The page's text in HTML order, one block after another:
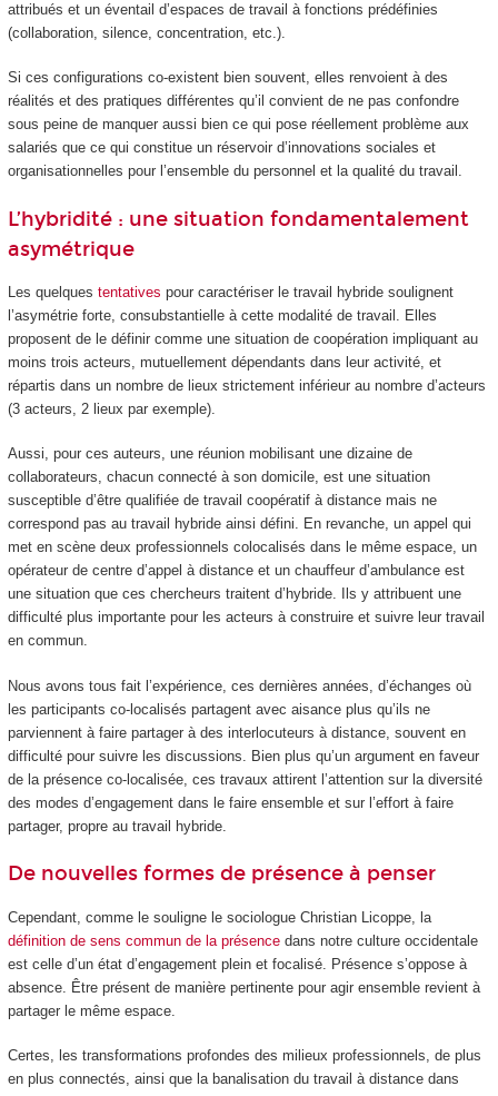
attribués et un éventail d’espaces de travail à fonctions prédéfinies
(collaboration, silence, concentration, etc.).
Si ces configurations co-existent bien souvent, elles renvoient à des
réalités et des pratiques différentes qu’il convient de ne pas confondre
sous peine de manquer aussi bien ce qui pose réellement problème aux
salariés que ce qui constitue un réservoir d’innovations sociales et
organisationnelles pour l’ensemble du personnel et la qualité du travail.
L’hybridité : une situation fondamentalement
asymétrique
Les quelques tentatives pour caractériser le travail hybride soulignent
l’asymétrie forte, consubstantielle à cette modalité de travail. Elles
proposent de le définir comme une situation de coopération impliquant au
moins trois acteurs, mutuellement dépendants dans leur activité, et
répartis dans un nombre de lieux strictement inférieur au nombre d’acteurs
(3 acteurs, 2 lieux par exemple).
Aussi, pour ces auteurs, une réunion mobilisant une dizaine de
collaborateurs, chacun connecté à son domicile, est une situation
susceptible d’être qualifiée de travail coopératif à distance mais ne
correspond pas au travail hybride ainsi défini. En revanche, un appel qui
met en scène deux professionnels colocalisés dans le même espace, un
opérateur de centre d’appel à distance et un chauffeur d’ambulance est
une situation que ces chercheurs traitent d’hybride. Ils y attribuent une
difficulté plus importante pour les acteurs à construire et suivre leur travail
en commun.
Nous avons tous fait l’expérience, ces dernières années, d’échanges où
les participants co-localisés partagent avec aisance plus qu’ils ne
parviennent à faire partager à des interlocuteurs à distance, souvent en
difficulté pour suivre les discussions. Bien plus qu’un argument en faveur
de la présence co-localisée, ces travaux attirent l’attention sur la diversité
des modes d’engagement dans le faire ensemble et sur l’effort à faire
partager, propre au travail hybride.
De nouvelles formes de présence à penser
Cependant, comme le souligne le sociologue Christian Licoppe, la
définition de sens commun de la présencedans notre culture occidentale
est celle d’un état d’engagement plein et focalisé. Présence s’oppose à
absence. Être présent de manière pertinente pour agir ensemble revient à
partager le même espace.
Certes, les transformations profondes des milieux professionnels, de plus
en plus connectés, ainsi que la banalisation du travail à distance dans